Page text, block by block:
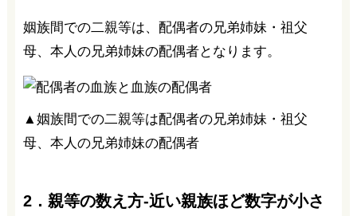
姻族間での二親等は、配偶者の兄弟姉妹・祖父
母、本人の兄弟姉妹の配偶者となります。
▲姻族間での二親等は配偶者の兄弟姉妹・祖父
母、本人の兄弟姉妹の配偶者
2．親等の数え方-近い親族ほど数字が小さ